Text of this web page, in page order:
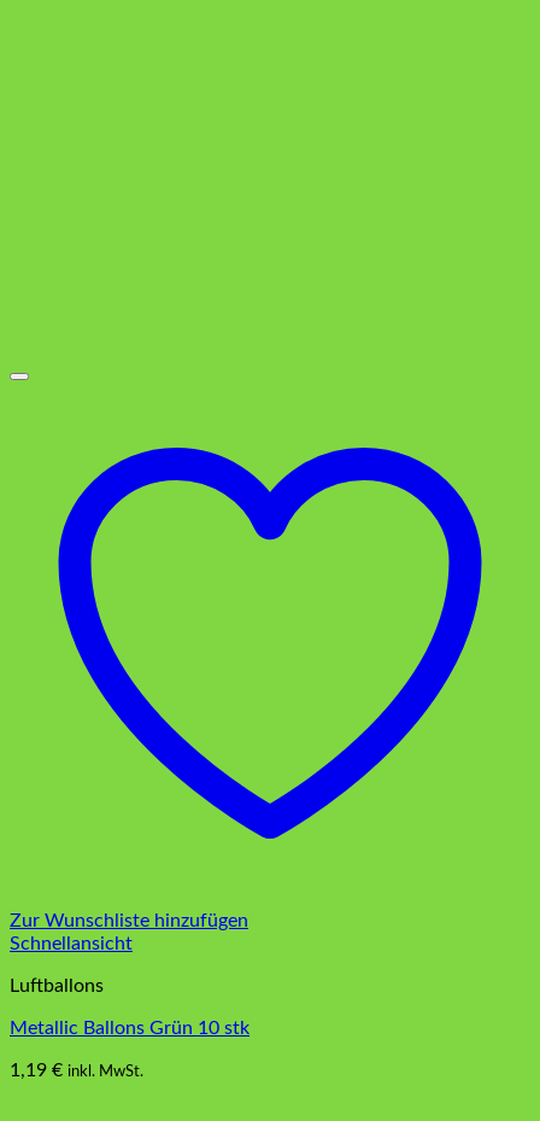
Zur Wunschliste hinzufügen
Schnellansicht
Luftballons
Metallic Ballons Grün 10 stk
1,19 € inkl. MwSt.